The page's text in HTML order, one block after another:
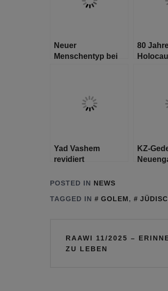
Neuer
Menschentyp bei
80
Yad Vashem
revidiert
freigegebene
bereits gesehen
KZ-
POSTED IN NEWS
TAGGED IN
GOLEM,
RAAWI 11/2025 –
ZU LEBEN